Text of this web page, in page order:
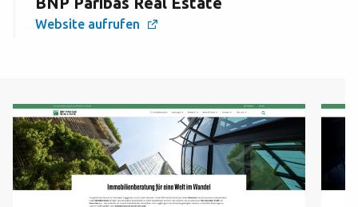
Website aufrufen